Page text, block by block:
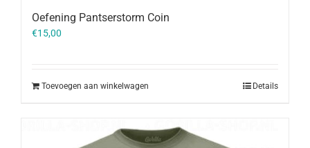
Oefening Pantserstorm Coin
€15,00
Toevoegen aan winkelwagen Details